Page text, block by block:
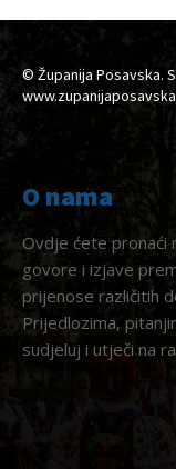
© Županija Posavska.
O nama
Ovdje ćete pronaći
govore i izjave
prijenose različitih
Prijedlozima,
sudjeluj i utječi na